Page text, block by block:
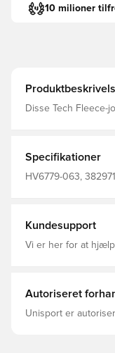
10 milioner
Disse Tech Fleece-
Specifikationer
HV6779-063,
Blend Is At Least
Organic Cotton
Kundesupport
Vi er her for at
Autoriseret
Unisport er